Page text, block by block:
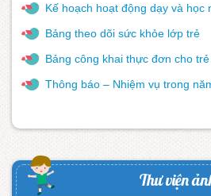
Kế hoạch hoạt động dạy và học
Bảng theo dõi sức khỏe lớp trẻ
Bảng công khai thực đơn cho
Thông báo – Nhiệm vụ trong
Thư viện